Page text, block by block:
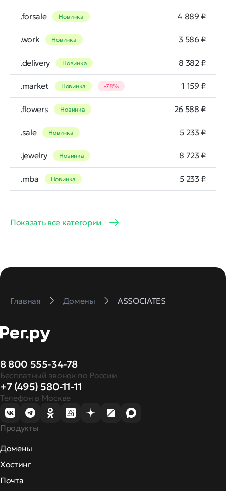
.forsale Новинка 4 889 ₽
.work Новинка 3 586 ₽
.delivery Новинка 8 382 ₽
.market Новинка -78% 1 159 ₽
.flowers Новинка 26 588 ₽
.sale Новинка 5 233 ₽
.jewelry Новинка 8 723 ₽
.mba Новинка 5 233 ₽
Показать все категории
Главная Домены ASSOCIATES
8 800 555-34-78
Бесплатный звонок по России
+7 (495) 580-11-11
Телефон в Москве
Продукты
Домены
Хостинг
Почта